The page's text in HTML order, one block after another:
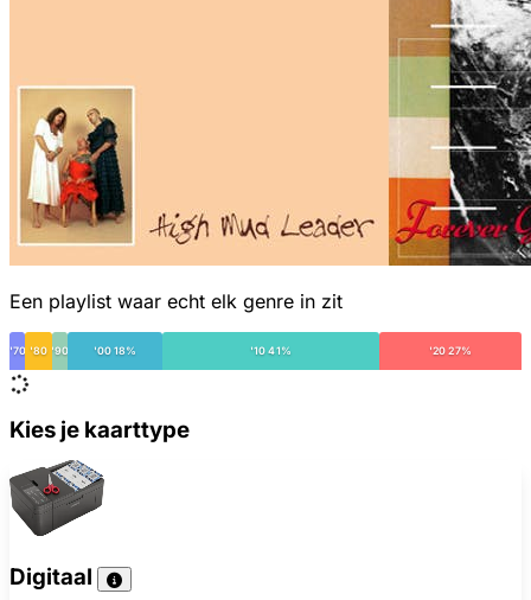
Een playlist waar echt elk genre in zit
'70 '80 '90 '00 18% '10 41% '20 27%
Kies je kaarttype
Digitaal